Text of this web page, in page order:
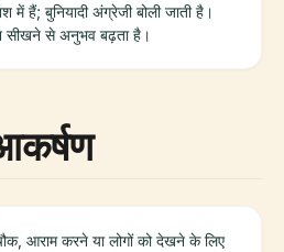
हैं; बुनियादी अंग्रेजी बोली जाती है।
सीखने से अनुभव बढ़ता है।
आराम करने या लोगों को देखने के लिए